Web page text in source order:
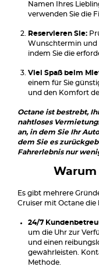
Namen Ihres
verwenden Sie die
Reservieren Sie:
Wunschtermin und
indem Sie die
Viel Spaß beim
einem für Sie
und den Komfort
Octane ist bestrebt,
nahtloses
an, in dem Sie Ihr
dem Sie es
Fahrerlebnis nur
Warum
Es gibt mehrere
Cruiser mit Octane die
24/7
um die Uhr zur
und einen
gewährleisten.
Methode.